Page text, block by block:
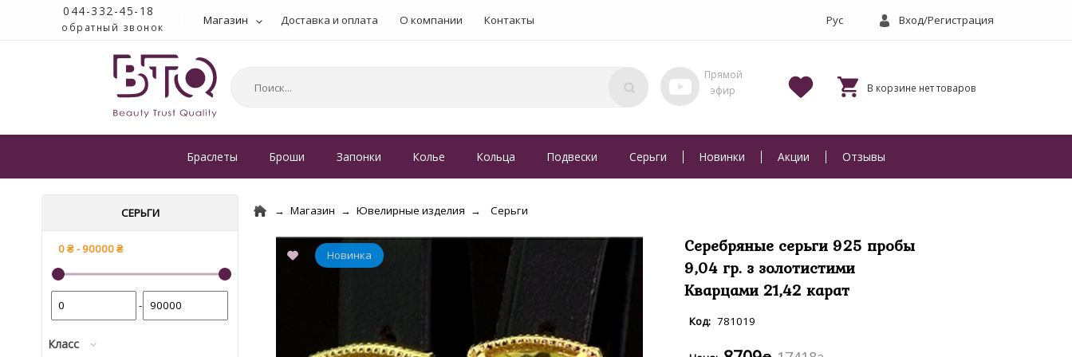
044-332-45-18
обратный звонок Магазин Доставка и оплата О компании Контакты Вход/Регистрация
Браслеты Броши Запонки Колье Кольца Подвески Серьги Новинки Акции Отзывы
СЕРЬГИ
-
Класс
Магазин Ювелирные изделия Серьги
Серебряные серьги 925 пробы
9,04 гр. з золотистими
Кварцами 21,42 карат
781019